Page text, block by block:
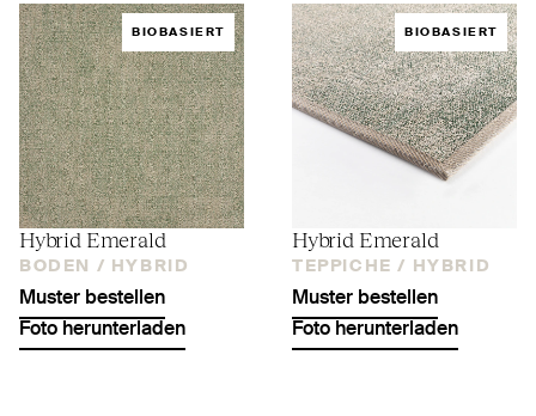
BIOBASIERT
Hybrid Emerald
BODEN / HYBRID
Muster bestellen
Foto herunterladen
BIOBASIERT
Hybrid Emerald
TEPPICHE / HYBRID
Muster bestellen
Foto herunterladen